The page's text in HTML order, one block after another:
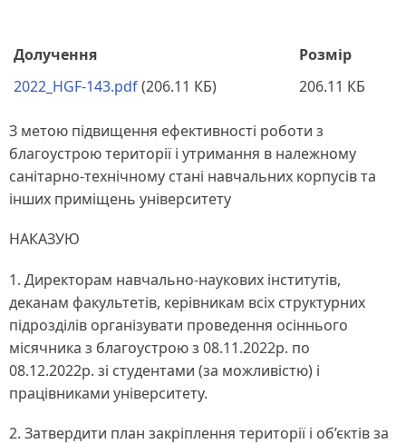
Долучення
Розмір
2022_HGF-143.pdf(206.11 КБ) 206.11 КБ
З метою підвищення ефективності роботи з
благоустрою території і утримання в належному
санітарно-технічному стані навчальних корпусів та
інших приміщень університету
НАКАЗУЮ
1. Директорам навчально-наукових інститутів,
деканам факультетів, керівникам всіх структурних
підрозділів організувати проведення осіннього
місячника з благоустрою з 08.11.2022р. по
08.12.2022р. зі студентами (за можливістю) і
працівниками університету.
2. Затвердити план закріплення території і об’єктів за